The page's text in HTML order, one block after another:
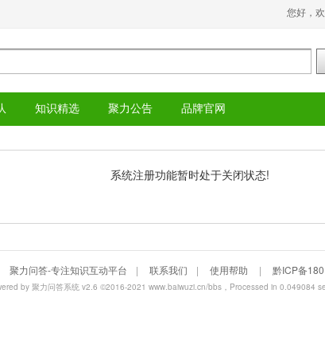
您好，
知识精选 聚力公告 品牌官网
系统注册功能暂时处于关闭状态!
聚力问答-专注知识互动平台 | 联系我们 | 使用帮助 | 黔ICP备
by 聚力问答系统 v2.6 ©2016-2021 www.baiwuzi.cn/bbs，Processed in 0.049084